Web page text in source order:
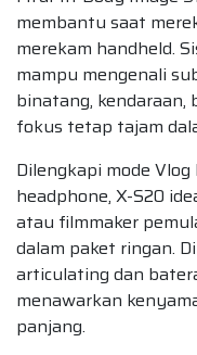
membantu saat
merekam handheld.
mampu mengenali
binatang, kendaraan,
fokus tetap tajam
Dilengkapi mode
headphone, X-S20
atau filmmaker
dalam paket ringan.
articulating dan
menawarkan
panjang.